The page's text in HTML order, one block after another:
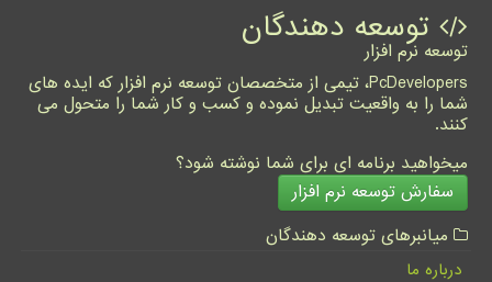
توسعه دهندگان
توسعه نرم افزار
PcDevelopers، تیمی از متخصصان توسعه نرم افزار که ایده های
شما را به واقعیت تبدیل نموده و کسب و کار شما را متحول می
کنند.
میخواهید برنامه ای برای شما نوشته شود؟
سفارش توسعه نرم افزار
میانبرهای توسعه دهندگان
درباره ما